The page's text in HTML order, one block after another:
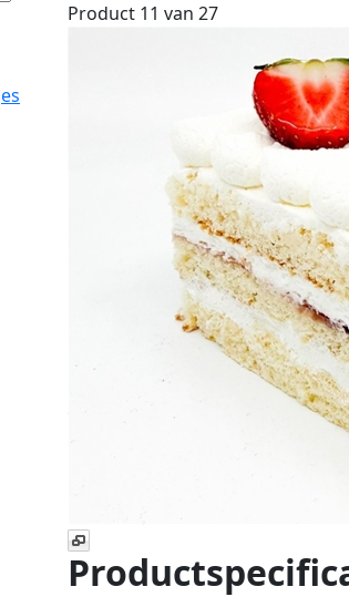
Product 11 van 27